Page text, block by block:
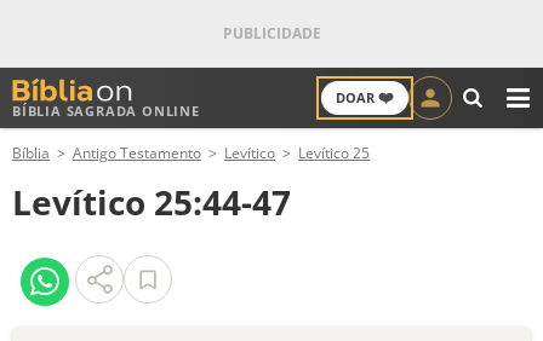
BÍBLIA SAGRADA ONLINE
DOAR ❤️
ANTIGO TESTAMENTO
NOVO TESTAMENTO
VERSÍCULOS
Bíblia Antigo Testamento Levítico Levítico 25
Levítico 25:44-47